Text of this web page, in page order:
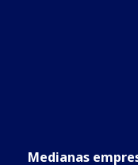
Medianas